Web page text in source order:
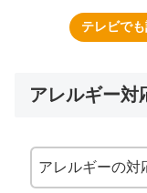
テレビで
アレルギー対
アレルギーの対